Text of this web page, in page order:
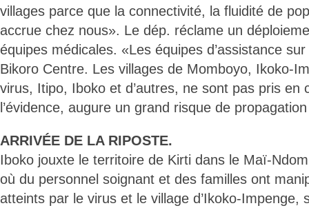
villages parce que la connectivité, la fluidité de
accrue chez nous». Le dép. réclame un
équipes médicales. «Les équipes d’assistance
Bikoro Centre. Les villages de Momboyo, Ikoko-
virus, Itipo, Iboko et d’autres, ne sont pas pris en
l’évidence, augure un grand risque de
ARRIVÉE DE LA RIPOSTE.
Iboko jouxte le territoire de Kirti dans le Maï-
où du personnel soignant et des familles ont
atteints par le virus et le village d’Ikoko-Impenge,